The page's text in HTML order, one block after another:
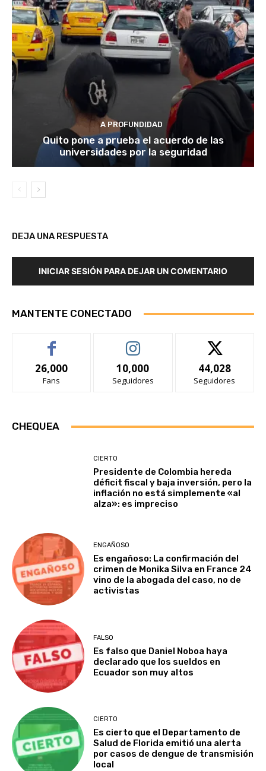
A PROFUNDIDAD
Quito pone a prueba el acuerdo de las
universidades por la seguridad
DEJA UNA RESPUESTA
INICIAR SESIÓN PARA DEJAR UN COMENTARIO
MANTENTE CONECTADO
26,000
Fans
10,000
Seguidores
44,028
Seguidores
CHEQUEA
CIERTO
Presidente de Colombia hereda
déficit fiscal y baja inversión, pero la
inflación no está simplemente «al
alza»: es impreciso
ENGAÑOSO
Es engañoso: La confirmación del
crimen de Monika Silva en France 24
vino de la abogada del caso, no de
activistas
FALSO
Es falso que Daniel Noboa haya
declarado que los sueldos en
Ecuador son muy altos
CIERTO
Es cierto que el Departamento de
Salud de Florida emitió una alerta
por casos de dengue de transmisión
local